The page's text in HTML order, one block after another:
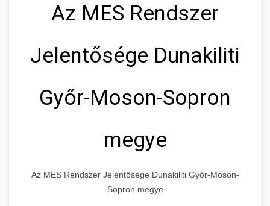
Az MES Rendszer
Jelentősége Dunakiliti
Győr-Moson-Sopron
megye
Az MES Rendszer Jelentősége Dunakiliti Győr-Moson-
Sopron megye